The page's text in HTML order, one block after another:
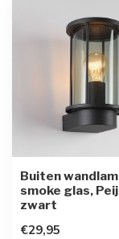
Buiten
smoke glas,
zwart
€29,95